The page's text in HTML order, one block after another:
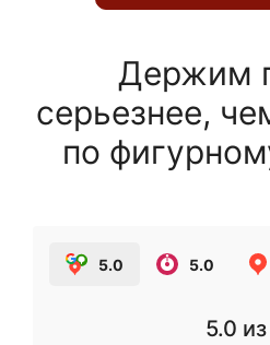
Держим
серьезнее,
по
5.0 5.0
5.0